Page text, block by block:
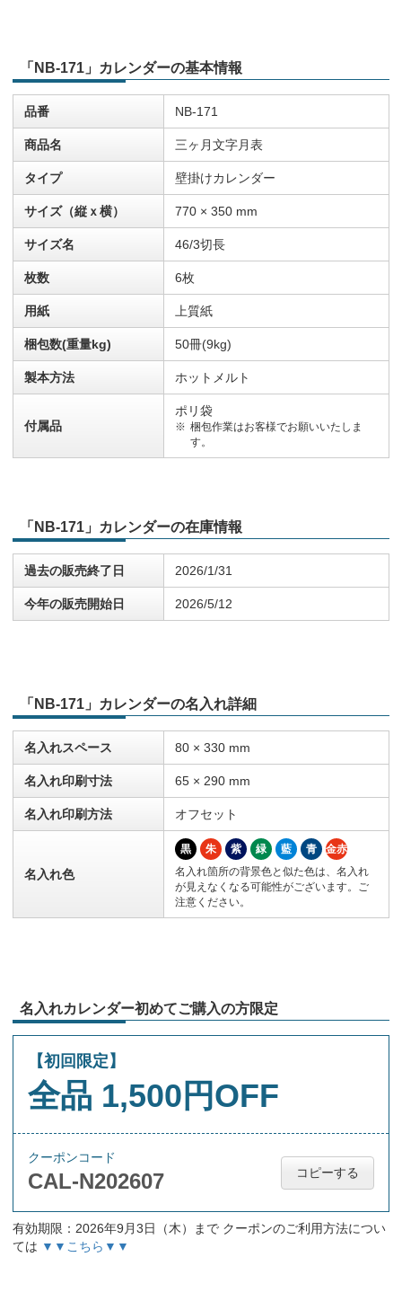
「NB-171」カレンダーの基本情報
品番 NB-171
商品名 三ヶ月文字月表
タイプ 壁掛けカレンダー
サイズ（縦ｘ横） 770 × 350 mm
サイズ名 46/3切長
枚数 6枚
用紙 上質紙
梱包数(重量kg) 50冊(9kg)
製本方法 ホットメルト
付属品
ポリ袋
梱包作業はお客様でお願いいたしま
す。
「NB-171」カレンダーの在庫情報
過去の販売終了日 2026/1/31
今年の販売開始日 2026/5/12
「NB-171」カレンダーの名入れ詳細
名入れスペース 80 × 330 mm
名入れ印刷寸法 65 × 290 mm
名入れ印刷方法 オフセット
名入れ色
黒 朱 紫 緑 藍 青
金赤
名入れ箇所の背景色と似た色は、名入れ
が見えなくなる可能性がございます。ご
注意ください。
名入れカレンダー初めてご購入の方限定
【初回限定】
全品 1,500円OFF
クーポンコード
CAL-N202607 コピーする
有効期限：2026年9月3日（木）まで クーポンのご利用方法につい
ては ▼▼こちら▼▼